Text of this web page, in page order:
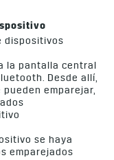
dispositivos
la pantalla central
Desde allí,
emparejar,
se haya
emparejados